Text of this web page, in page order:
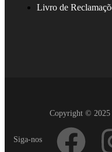
Livro de
Copyright © 2025
Siga-nos